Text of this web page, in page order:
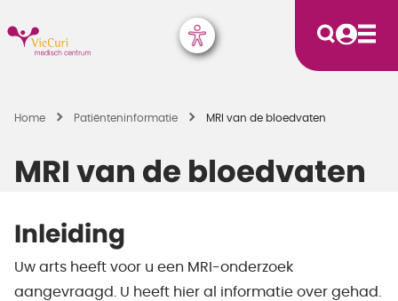
Home Patiënten­informatie MRI van de bloedvaten
MRI van de bloedvaten
Inleiding
Uw arts heeft voor u een MRI-onderzoek
aangevraagd. U heeft hier al informatie over gehad.